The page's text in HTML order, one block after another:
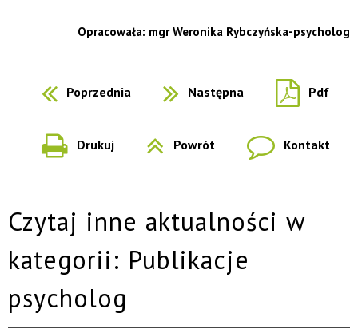
Opracowała: mgr Weronika Rybczyńska-psycholog
Poprzednia Następna Pdf
Drukuj Powrót Kontakt
Czytaj inne aktualności w
kategorii: Publikacje
psycholog